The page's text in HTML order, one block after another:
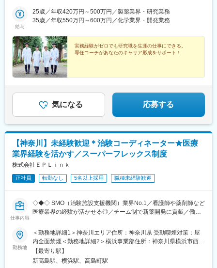
定：ご自宅から90分以内の就業先・エリア限定：下記エリア内の
就業先。エリア内での転居を伴う場合あり・全国：全国の中でス
の区分★東北エリア…青森、岩手、宮城、秋田、山形、福島北関
東エリア…茨木、栃木、群馬、埼玉、東京南関東エリア…東京、
神奈川、千葉甲信越エリア…山梨、長野、新潟、東京東海エリ
ア…静岡、愛知、岐阜、三重北陸エリア…富山、石川、福井関西
エリア…滋賀、京都、大阪、兵庫、奈良、和歌山中四国エリア…
井駅、勝どき駅、根津駅、立川北駅、町田駅、川崎駅、みなとみ
らい駅、平塚駅、新潟駅、春日山駅、甲府駅、沼津駅、静岡駅、
町駅、あすなろう四日市駅、彦根駅、草津駅(滋賀県)、烏丸駅、茨
木駅、千里中央駅(大阪モノレール)、大阪駅、三田駅(兵庫県)、三
宮・花時計前駅、西神中央駅、明石駅、加古川駅、岡山駅前駅、
倉敷駅、福山駅、八丁堀駅(広島県)、徳山駅、徳島駅、新居浜駅、
小倉駅(福岡県)、天神駅、大分駅、熊本城・市役所前駅、宮崎駅、
葉駅、東大前駅、立川駅、京急川崎駅、日吉町駅、新浜松駅、新
豊田駅、近鉄名古屋駅、電気ビル前駅、足羽山公園口駅、近鉄四
日市駅、四条駅(京都市営)、千里中央駅(北大阪急行)、西梅田駅、
旧居留地・大丸前駅、山陽明石駅、田町駅(岡山県)、胡町駅、眉山
ロープウェイ山麓駅、平和通駅、西鉄福岡駅、花畑町駅、高見橋
駅、二重橋前駅、大通駅、仙台駅、千葉中央駅、立川南駅、桜木
町駅、新静岡駅、浜松駅、名鉄名古屋駅、電鉄富山駅・エスタ前
駅、仁愛女子高校駅、四日市駅、京都河原町駅、大阪梅田駅(阪神
線)、貿易センター駅、西新町駅、新西大寺町筋駅、立町駅、天神
給与
25歳／年収420万円～500万円／製薬業界・研究業務
35歳／年収550万円～600万円／化学業界・開発業務
実務経験がゼロでも研究職を生涯の仕事にできる。
専任コーチがあなたのキャリア形成をサポート！
気になる 応募する
【神奈川】未経験歓迎＊治験コーディネーター★医療
業界経験を活かす／スーパーフレックス制度
株式会社ＥＰＬｉｎｋ
正社員 転勤なし 5名以上採用 職種未経験歓迎
仕事内容
◇◆◇ SMO（治験施設支援機関）業界No.1／看護師や薬剤師など
医療業界の経験が活かせる◎／チーム制で新薬開発に貢献／働き
【CRC=治験コーディネーターとは？】
病院・クリニックを訪問して、患者様や医師や院内スタッフ、さ
らに製薬企業との連絡・調整役を担います。また、治験を受けて
いただく患者様の相談相手となり、じっくり向き合う仕事です。
勤務地
＜勤務地詳細1＞神奈川エリア住所：神奈川県 受動喫煙対策：屋
内全面禁煙＜勤務地詳細2＞横浜事業部住所：神奈川県横浜市西区
高島2-19-3 NX商事横浜ビル8階勤務地最寄駅：JR東海道本線／
横浜駅受動喫煙対策：その他（主要事業所は屋内禁煙だが、事業
【最寄り駅】
新高島駅、横浜駅、高島町駅